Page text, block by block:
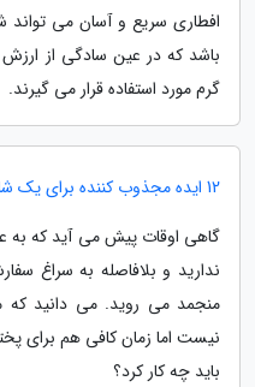
افطاری سریع و آسان می تواند
باشد که در عین سادگی از ارزش
گرم مورد استفاده قرار می گیرند.
12 ایده مجذوب کننده برای یک شام سالم دو نفره
گاهی اوقات پیش می آید که به
ندارید و بلافاصله به سراغ
منجمد می روید. می دانید که
نیست اما زمان کافی هم برای
باید چه کار کرد؟